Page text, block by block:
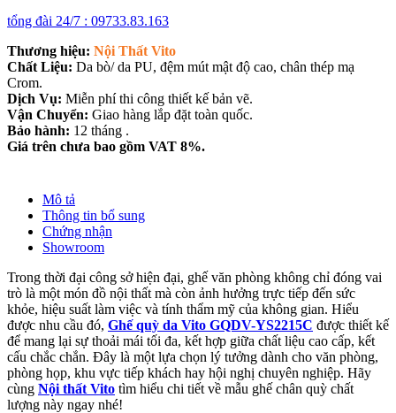
tổng đài 24/7 : 09733.83.163
Thương hiệu: Nội Thất Vito
Chất Liệu: Da bò/ da PU, đệm mút mật độ cao, chân thép mạ
Crom.
Dịch Vụ: Miễn phí thi công thiết kế bản vẽ.
Vận Chuyển: Giao hàng lắp đặt toàn quốc.
Bảo hành: 12 tháng .
Giá trên chưa bao gồm VAT 8%.
Mô tả
Thông tin bổ sung
Chứng nhận
Showroom
Trong thời đại công sở hiện đại, ghế văn phòng không chỉ đóng vai
trò là một món đồ nội thất mà còn ảnh hưởng trực tiếp đến sức
khỏe, hiệu suất làm việc và tính thẩm mỹ của không gian. Hiểu
được nhu cầu đó, Ghế quỳ da Vito GQDV-YS2215C được thiết kế
để mang lại sự thoải mái tối đa, kết hợp giữa chất liệu cao cấp, kết
cấu chắc chắn. Đây là một lựa chọn lý tưởng dành cho văn phòng,
phòng họp, khu vực tiếp khách hay hội nghị chuyên nghiệp. Hãy
cùng Nội thất Vito tìm hiểu chi tiết về mẫu ghế chân quỳ chất
lượng này ngay nhé!